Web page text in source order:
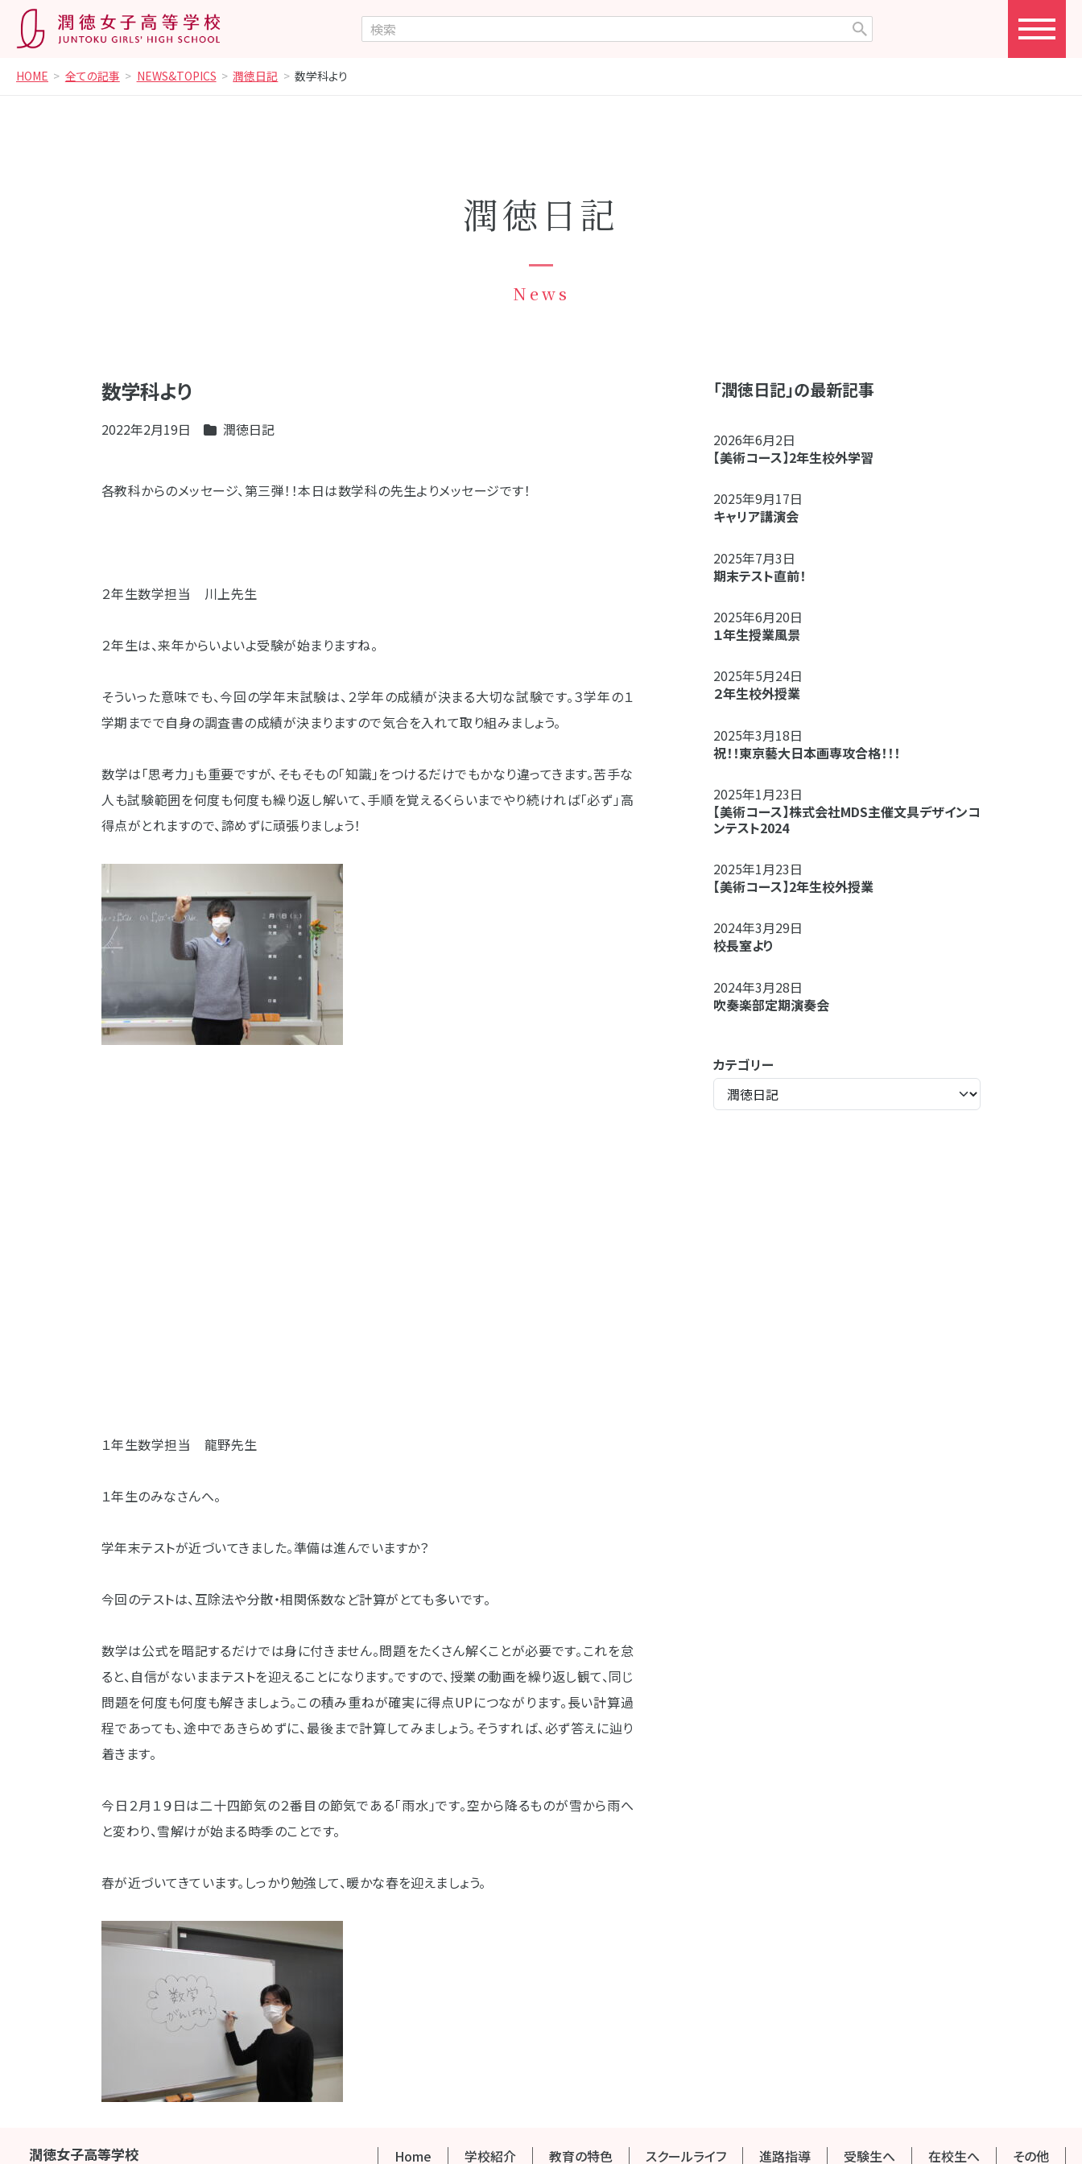
HOME 全ての記事 NEWS&TOPICS 潤徳日記 数学科より
潤徳日記
News
数学科より
2022年2月19日 潤徳日記
各教科からのメッセージ、第三弾！！本日は数学科の先生よりメッセージです！
２年生数学担当 川上先生
２年生は、来年からいよいよ受験が始まりますね。
そういった意味でも、今回の学年末試験は、２学年の成績が決まる大切な試験です。３学年の１
学期までで自身の調査書の成績が決まりますので気合を入れて取り組みましょう。
数学は「思考力」も重要ですが、そもそもの「知識」をつけるだけでもかなり違ってきます。苦手な
人も試験範囲を何度も何度も繰り返し解いて、手順を覚えるくらいまでやり続ければ「必ず」高
得点がとれますので、諦めずに頑張りましょう！
１年生数学担当 龍野先生
１年生のみなさんへ。
学年末テストが近づいてきました。準備は進んでいますか？
今回のテストは、互除法や分散・相関係数など計算がとても多いです。
数学は公式を暗記するだけでは身に付きません。問題をたくさん解くことが必要です。これを怠
ると、自信がないままテストを迎えることになります。ですので、授業の動画を繰り返し観て、同じ
問題を何度も何度も解きましょう。この積み重ねが確実に得点UPにつながります。長い計算過
程であっても、途中であきらめずに、最後まで計算してみましょう。そうすれば、必ず答えに辿り
着きます。
今日２月１９日は二十四節気の２番目の節気である「雨水」です。空から降るものが雪から雨へ
と変わり、雪解けが始まる時季のことです。
春が近づいてきています。しっかり勉強して、暖かな春を迎えましょう。
「潤徳日記」の最新記事
2026年6月2日
【美術コース】2年生校外学習
2025年9月17日
キャリア講演会
2025年7月3日
期末テスト直前！
2025年6月20日
１年生授業風景
2025年5月24日
２年生校外授業
2025年3月18日
祝！！東京藝大日本画専攻合格！！！
2025年1月23日
【美術コース】株式会社MDS主催文具デザインコ
ンテスト2024
2025年1月23日
【美術コース】2年生校外授業
2024年3月29日
校長室より
2024年3月28日
吹奏楽部定期演奏会
カテゴリー
潤徳女子高等学校 Home 学校紹介 教育の特色 スクールライフ 進路指導 受験生へ 在校生へ その他